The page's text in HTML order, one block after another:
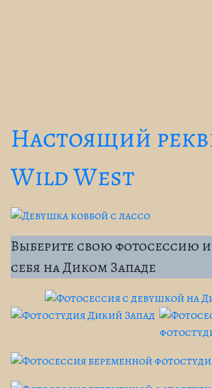
Настоящий
Wild West
Выберите свою фотосессию и
себя на Диком Западе